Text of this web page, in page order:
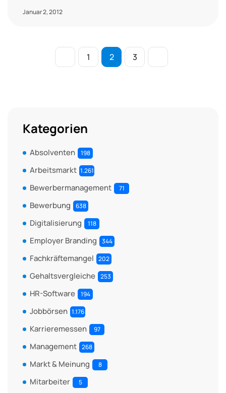
Januar 2, 2012
1 2 3
Kategorien
Absolventen 198
Arbeitsmarkt 1.261
Bewerbermanagement 71
Bewerbung 638
Digitalisierung 118
Employer Branding 344
Fachkräftemangel 202
Gehaltsvergleiche 253
HR-Software 194
Jobbörsen 1.176
Karrieremessen 97
Management 268
Markt & Meinung 8
Mitarbeiter 5